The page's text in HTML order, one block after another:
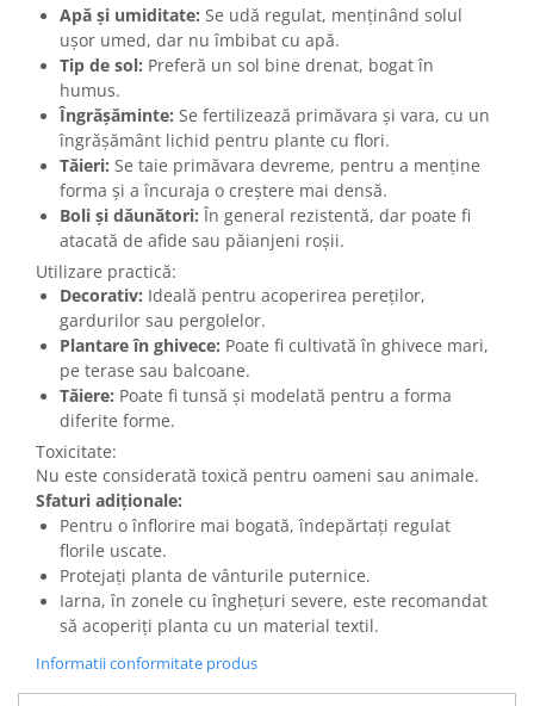
Apă și umiditate: Se udă regulat, menținând solul
ușor umed, dar nu îmbibat cu apă.
Tip de sol: Preferă un sol bine drenat, bogat în
humus.
Îngrășăminte: Se fertilizează primăvara și vara, cu un
îngrășământ lichid pentru plante cu flori.
Tăieri: Se taie primăvara devreme, pentru a menține
forma și a încuraja o creștere mai densă.
Boli și dăunători: În general rezistentă, dar poate fi
atacată de afide sau păianjeni roșii.
Utilizare practică:
Decorativ: Ideală pentru acoperirea pereților,
gardurilor sau pergolelor.
Plantare în ghivece: Poate fi cultivată în ghivece mari,
pe terase sau balcoane.
Tăiere: Poate fi tunsă și modelată pentru a forma
diferite forme.
Toxicitate:
Nu este considerată toxică pentru oameni sau animale.
Sfaturi adiționale:
Pentru o înflorire mai bogată, îndepărtați regulat
florile uscate.
Protejați planta de vânturile puternice.
Iarna, în zonele cu înghețuri severe, este recomandat
să acoperiți planta cu un material textil.
Informatii conformitate produs